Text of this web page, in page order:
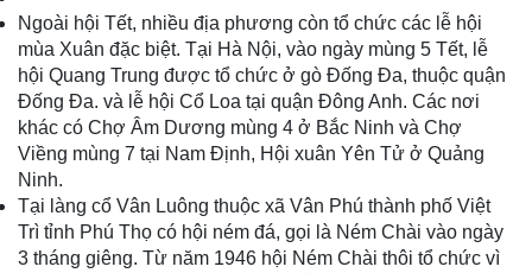
Ngoài hội Tết, nhiều địa phương còn tổ chức các lễ hội
mùa Xuân đặc biệt. Tại Hà Nội, vào ngày mùng 5 Tết, lễ
hội Quang Trung được tổ chức ở gò Đống Đa, thuộc quận
Đống Đa. và lễ hội Cổ Loa tại quận Đông Anh. Các nơi
khác có Chợ Âm Dương mùng 4 ở Bắc Ninh và Chợ
Viềng mùng 7 tại Nam Định, Hội xuân Yên Tử ở Quảng
Ninh.
Tại làng cổ Vân Luông thuộc xã Vân Phú thành phố Việt
Trì tỉnh Phú Thọ có hội ném đá, gọi là Ném Chài vào ngày
3 tháng giêng. Từ năm 1946 hội Ném Chài thôi tổ chức vì